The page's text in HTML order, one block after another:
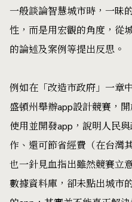
一般談論智慧城市時，一昧
性，而是用宏觀的角度，從
的論述及案例等提出反思。
例如在「改造市政府」一章
盛頓州舉辦app設計競賽，
使用並開發app，說明人民
作、還可節省經費（在台灣
也一針見血指出雖然競賽立
數據資料庫，卻未點出城市